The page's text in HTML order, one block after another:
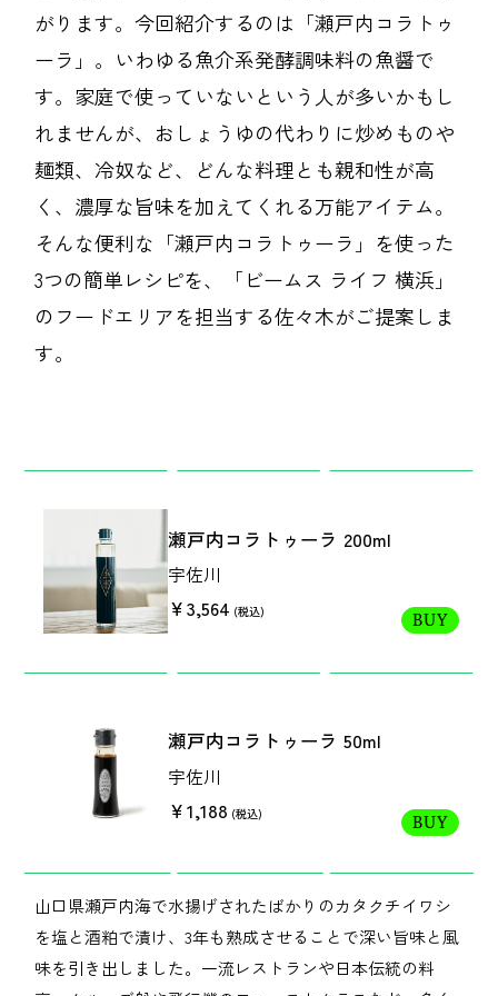
がります。今回紹介するのは「瀬戸内コラトゥ
ーラ」。いわゆる魚介系発酵調味料の魚醤で
す。家庭で使っていないという人が多いかもし
れませんが、おしょうゆの代わりに炒めものや
麺類、冷奴など、どんな料理とも親和性が高
く、濃厚な旨味を加えてくれる万能アイテム。
そんな便利な「瀬戸内コラトゥーラ」を使った
3つの簡単レシピを、「ビームス ライフ 横浜」
のフードエリアを担当する佐々木がご提案しま
す。
瀬戸内コラトゥーラ 200ml
宇佐川
￥3,564 (税込) BUY
瀬戸内コラトゥーラ 50ml
宇佐川
￥1,188 (税込) BUY
山口県瀬戸内海で水揚げされたばかりのカタクチイワシ
を塩と酒粕で漬け、3年も熟成させることで深い旨味と風
味を引き出しました。一流レストランや日本伝統の料
PICK UP